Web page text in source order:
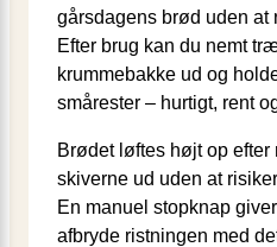
gårsdagens brød uden at
Efter brug kan du nemt
krummebakke ud og
smårester – hurtigt, rent
Brødet løftes højt op
skiverne ud uden at
En manuel stopknap
afbryde ristningen med